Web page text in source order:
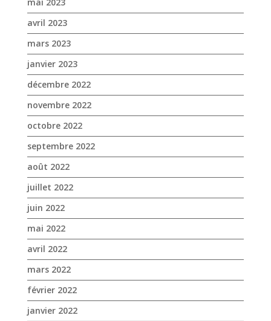
novembre 2022
octobre 2022
septembre 2022
août 2022
juillet 2022
juin 2022
mai 2022
avril 2022
mars 2022
février 2022
janvier 2022
décembre 2021
novembre 2021
octobre 2021
septembre 2021
août 2021